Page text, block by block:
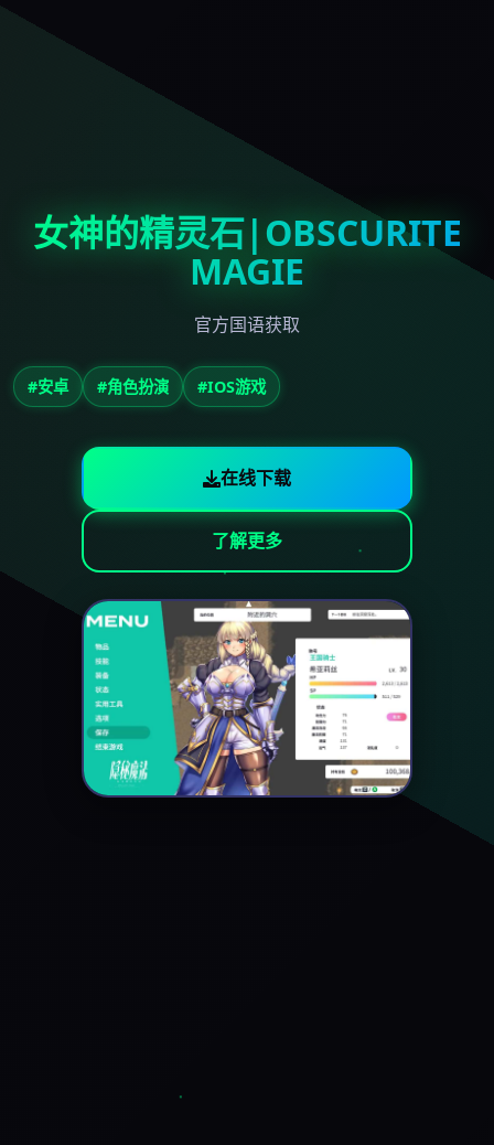
女神的精灵石|OBSCURITE
MAGIE
官方国语获取
#安卓 #角色扮演 #IOS游戏
在线下载
了解更多